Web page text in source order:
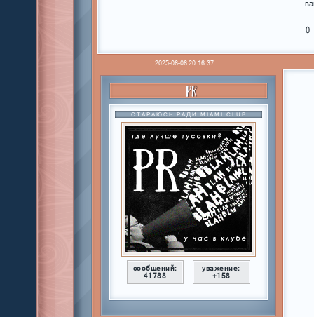
0
2025-06-06 20:16:37
PR
СТАРАЮСЬ РАДИ MIAMI CLUB
сообщений:
41788
уважение:
+158